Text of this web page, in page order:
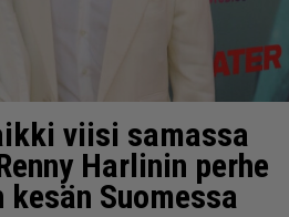
viisi samassa
Harlinin perhe
Suomessa